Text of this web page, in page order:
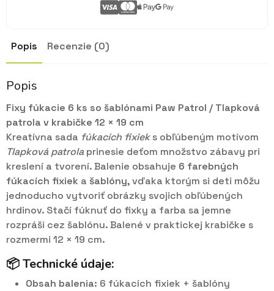
Popis Recenzie (0)
Popis
Fixy fúkacie 6 ks so šablónami Paw Patrol / Tlapková
patrola v krabičke 12 × 19 cm
Kreatívna sada fúkacích fixieks obľúbeným motívom
Tlapková patrola prinesie deťom množstvo zábavy pri
kreslení a tvorení. Balenie obsahuje 6 farebných
fúkacích fixiek a šablóny, vďaka ktorým si deti môžu
jednoducho vytvoriť obrázky svojich obľúbených
hrdinov. Stačí fúknuť do fixky a farba sa jemne
rozpráši cez šablónu. Balené v praktickej krabičke s
rozmermi 12 × 19 cm.
📦 Technické údaje:
Obsah balenia: 6 fúkacích fixiek + šablóny